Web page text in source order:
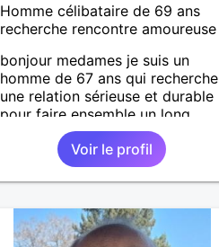
Homme célibataire de 69 ans
recherche rencontre amoureuse
bonjour medames je suis un
homme de 67 ans qui recherche
une relation sérieuse et durable
pour faire ensemble un long
chemin avec tout le bonheur de
l'amour qu'on saura se donner.
Voir le profil